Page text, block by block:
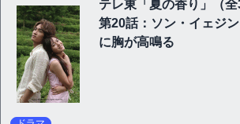
テレ東「夏の香り」（
第20話：ソン・イェジ
に胸が高鳴る